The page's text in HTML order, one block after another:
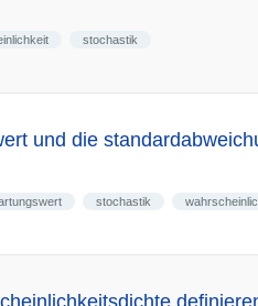
stochastik
und die
stochastik